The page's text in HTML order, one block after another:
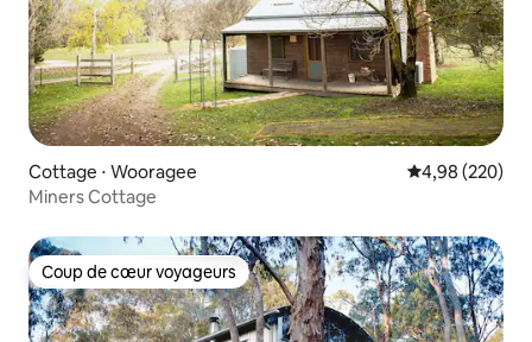
Cottage ⋅ Wooragee Évaluation
4,98 (220)
Miners Cottage
Coup de cœur voyageurs
Coup de cœur voyageurs